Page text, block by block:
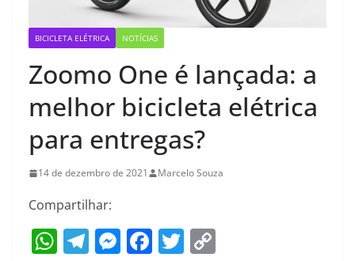
BICICLETA ELÉTRICA NOTÍCIAS
Zoomo One é lançada: a
melhor bicicleta elétrica
para entregas?
14 de dezembro de 2021 Marcelo Souza
Compartilhar:
W T M F T